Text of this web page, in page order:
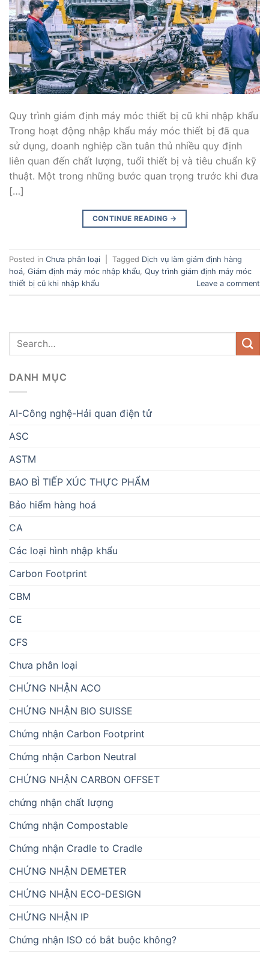
Quy trình giám định máy móc thiết bị cũ khi nhập khẩu
Trong hoạt động nhập khẩu máy móc thiết bị đã qua
sử dụng, doanh nghiệp cần tuân thủ nhiều quy định
liên quan đến chất lượng, tuổi thiết bị và tiêu chuẩn kỹ
thuật. Một trong những bước quan trọng trước khi đưa
[…]
CONTINUE READING →
Posted in Chưa phân loại Tagged Dịch vụ làm giám định hàng
hoá, Giám định máy móc nhập khẩu, Quy trình giám định máy móc
thiết bị cũ khi nhập khẩu
Leave a comment
DANH MỤC
AI-Công nghệ-Hải quan điện tử
ASC
ASTM
BAO BÌ TIẾP XÚC THỰC PHẨM
Bảo hiểm hàng hoá
CA
Các loại hình nhập khẩu
Carbon Footprint
CBM
CE
CFS
Chưa phân loại
CHỨNG NHẬN ACO
CHỨNG NHẬN BIO SUISSE
Chứng nhận Carbon Footprint
Chứng nhận Carbon Neutral
CHỨNG NHẬN CARBON OFFSET
chứng nhận chất lượng
Chứng nhận Compostable
Chứng nhận Cradle to Cradle
CHỨNG NHẬN DEMETER
CHỨNG NHẬN ECO-DESIGN
CHỨNG NHẬN IP
Chứng nhận ISO có bắt buộc không?